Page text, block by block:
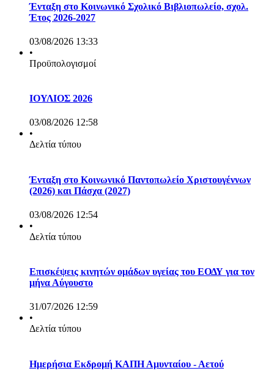
Ένταξη στο Κοινωνικό Σχολικό Βιβλιοπωλείο, σχολ.
Έτος 2026-2027
03/08/2026 13:33
•
Προϋπολογισμοί
ΙΟΥΛΙΟΣ 2026
03/08/2026 12:58
•
Δελτία τύπου
Ένταξη στο Κοινωνικό Παντοπωλείο Χριστουγέννων
(2026) και Πάσχα (2027)
03/08/2026 12:54
•
Δελτία τύπου
Επισκέψεις κινητών ομάδων υγείας του ΕΟΔΥ για τον
μήνα Αύγουστο
31/07/2026 12:59
•
Δελτία τύπου
Ημερήσια Εκδρομή ΚΑΠΗ Αμυνταίου - Αετού